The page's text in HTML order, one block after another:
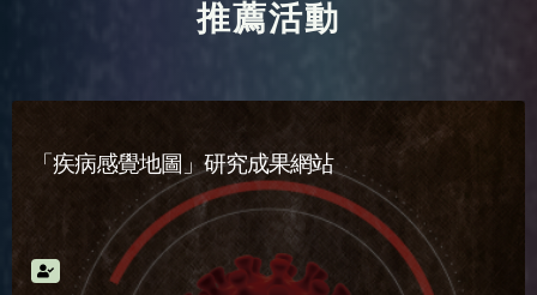
推薦活動
「疾病感覺地圖」研究成果網站